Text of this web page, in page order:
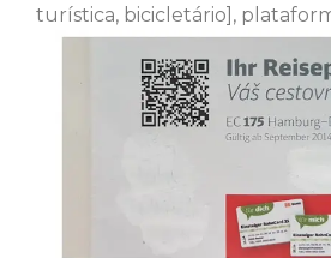
turística, bicicletário],